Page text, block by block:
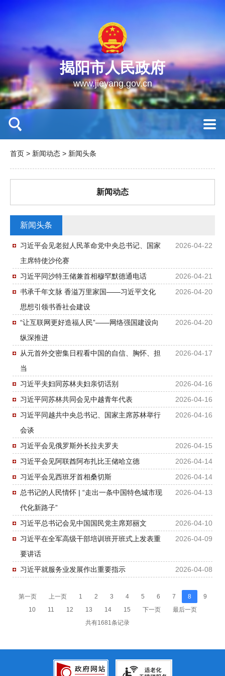
揭阳市人民政府
www.jieyang.gov.cn
首页 > 新闻动态 > 新闻头条
新闻动态
新闻头条
2026-04-22
习近平会见老挝人民革命党中央总书记、国家
主席特使沙伦赛
2026-04-21
习近平同沙特王储兼首相穆罕默德通电话
2026-04-20
书承千年文脉 香溢万里家国——习近平文化
思想引领书香社会建设
2026-04-20
“让互联网更好造福人民”——网络强国建设向
纵深推进
2026-04-17
从元首外交密集日程看中国的自信、胸怀、担
当
2026-04-16
习近平夫妇同苏林夫妇亲切话别
2026-04-16
习近平同苏林共同会见中越青年代表
2026-04-16
习近平同越共中央总书记、国家主席苏林举行
会谈
2026-04-15
习近平会见俄罗斯外长拉夫罗夫
2026-04-14
习近平会见阿联酋阿布扎比王储哈立德
2026-04-14
习近平会见西班牙首相桑切斯
2026-04-13
总书记的人民情怀 | “走出一条中国特色城市现
代化新路子”
2026-04-10
习近平总书记会见中国国民党主席郑丽文
2026-04-09
习近平在全军高级干部培训班开班式上发表重
要讲话
2026-04-08
习近平就服务业发展作出重要指示
第一页 上一页 1 2 3 4 5 6 7 8
9
10
11 12 13 14 15 下一页
最后一页
共有1681条记录